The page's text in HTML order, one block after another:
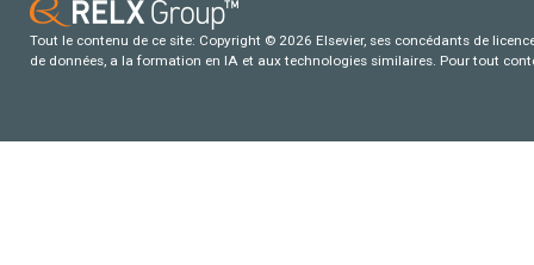
Tout le contenu de ce site: Copyright © 2026 Elsevier, ses concédants de
de données, a la formation en IA et aux technologies similaires. Pour tout